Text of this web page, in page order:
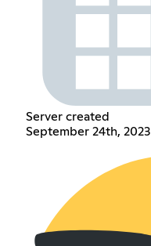
Server created
September 24th, 2023